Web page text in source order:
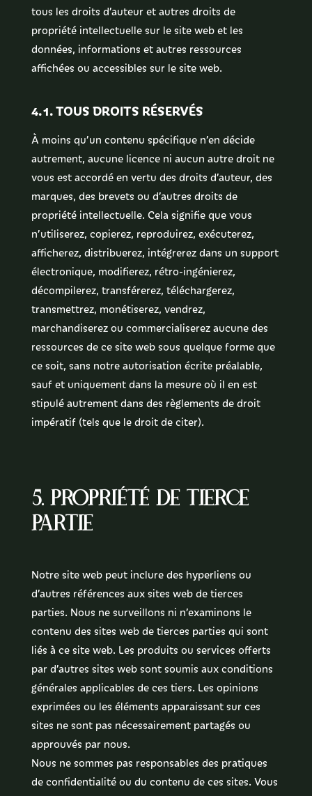
tous les droits d’auteur et autres droits de
propriété intellectuelle sur le site web et les
données, informations et autres ressources
affichées ou accessibles sur le site web.
4.1. TOUS DROITS RÉSERVÉS
À moins qu’un contenu spécifique n’en décide
autrement, aucune licence ni aucun autre droit ne
vous est accordé en vertu des droits d’auteur, des
marques, des brevets ou d’autres droits de
propriété intellectuelle. Cela signifie que vous
n’utiliserez, copierez, reproduirez, exécuterez,
afficherez, distribuerez, intégrerez dans un support
électronique, modifierez, rétro-ingénierez,
décompilerez, transférerez, téléchargerez,
transmettrez, monétiserez, vendrez,
marchandiserez ou commercialiserez aucune des
ressources de ce site web sous quelque forme que
ce soit, sans notre autorisation écrite préalable,
sauf et uniquement dans la mesure où il en est
stipulé autrement dans des règlements de droit
impératif (tels que le droit de citer).
5. Propriété de tierce
partie
Notre site web peut inclure des hyperliens ou
d’autres références aux sites web de tierces
parties. Nous ne surveillons ni n’examinons le
contenu des sites web de tierces parties qui sont
liés à ce site web. Les produits ou services offerts
par d’autres sites web sont soumis aux conditions
générales applicables de ces tiers. Les opinions
exprimées ou les éléments apparaissant sur ces
sites ne sont pas nécessairement partagés ou
approuvés par nous.
Nous ne sommes pas responsables des pratiques
de confidentialité ou du contenu de ces sites. Vous